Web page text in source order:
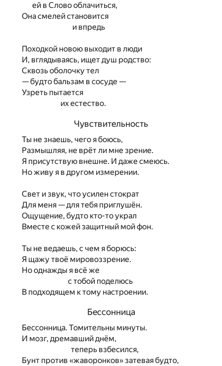
ей в Слово облачиться,
Она смелей становится
и впредь
Походкой новою выходит в люди
И, вглядываясь, ищет душ родство:
Сквозь оболочку тел
— будто бальзам в сосуде —
Узреть пытается
их естество.
Чувствительность
Ты не знаешь, чего я боюсь,
Размышляя, не врёт ли мне зрение.
Я присутствую внешне. И даже смеюсь.
Но живу я в другом измерении.
Свет и звук, что усилен стократ
Для меня — для тебя приглушён.
Ощущение, будто кто-то украл
Вместе с кожей защитный мой фон.
Ты не ведаешь, с чем я борюсь:
Я щажу твоё мировоззрение.
Но однажды я всё же
с тобой поделюсь
В подходящем к тому настроении.
Бессонница
Бессонница. Томительны минуты.
И мозг, дремавший днём,
теперь взбесился,
Бунт против «жаворонков» затевая будто,